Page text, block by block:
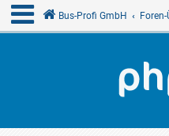
Bus-Profi GmbH